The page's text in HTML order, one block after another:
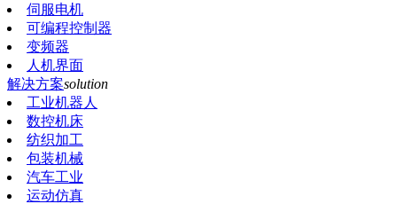
伺服电机
可编程控制器
变频器
人机界面
解决方案solution
工业机器人
数控机床
纺织加工
包装机械
汽车工业
运动仿真